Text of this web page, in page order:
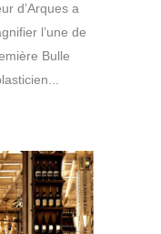
d’Arques a
l’une de
Bulle